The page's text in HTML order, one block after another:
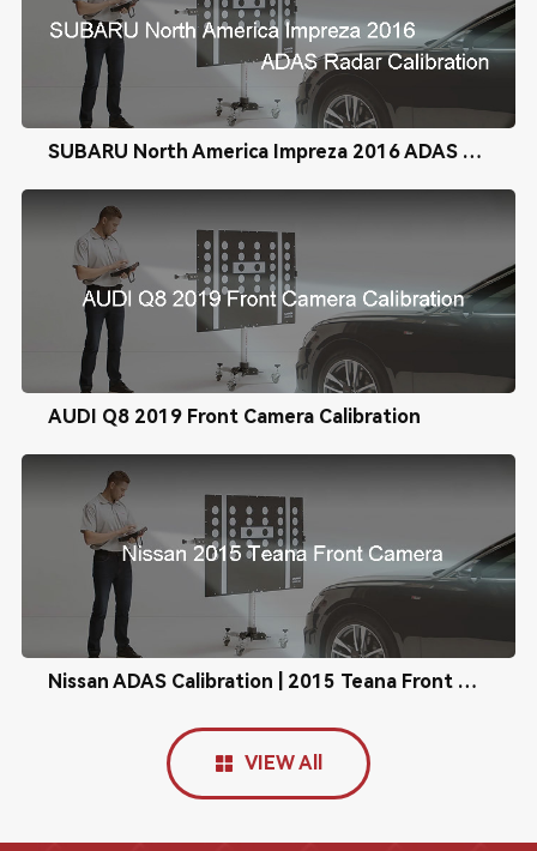
SUBARU North America Impreza 2016 ADAS Radar Calibration
AUDI Q8 2019 Front Camera Calibration
Nissan ADAS Calibration | 2015 Teana Front Camera Calibration
VIEW All